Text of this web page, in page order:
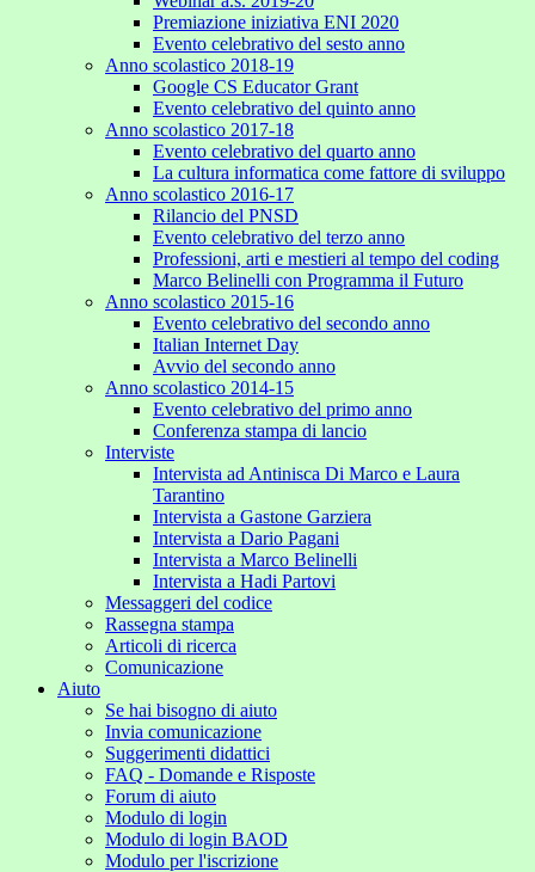
Premiazione iniziativa ENI 2020
Evento celebrativo del sesto anno
Anno scolastico 2018-19
Google CS Educator Grant
Evento celebrativo del quinto anno
Anno scolastico 2017-18
Evento celebrativo del quarto anno
La cultura informatica come fattore di sviluppo
Anno scolastico 2016-17
Rilancio del PNSD
Evento celebrativo del terzo anno
Professioni, arti e mestieri al tempo del coding
Marco Belinelli con Programma il Futuro
Anno scolastico 2015-16
Evento celebrativo del secondo anno
Italian Internet Day
Avvio del secondo anno
Anno scolastico 2014-15
Evento celebrativo del primo anno
Conferenza stampa di lancio
Interviste
Intervista ad Antinisca Di Marco e Laura
Tarantino
Intervista a Gastone Garziera
Intervista a Dario Pagani
Intervista a Marco Belinelli
Intervista a Hadi Partovi
Messaggeri del codice
Rassegna stampa
Articoli di ricerca
Comunicazione
Aiuto
Se hai bisogno di aiuto
Invia comunicazione
Suggerimenti didattici
FAQ - Domande e Risposte
Forum di aiuto
Modulo di login
Modulo di login BAOD
Modulo per l'iscrizione